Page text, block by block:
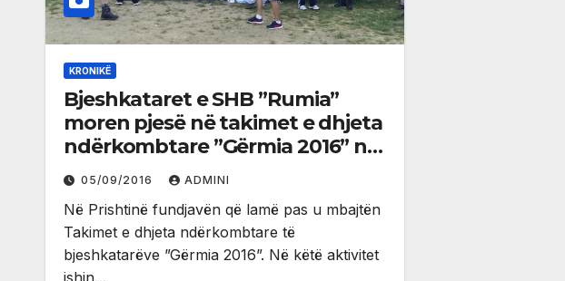
KRONIKË
Bjeshkataret e SHB ”Rumia”
moren pjesë në takimet e dhjeta
ndërkombtare ”Gërmia 2016” në
Prishtinë (foto)
05/09/2016 ADMINI
Në Prishtinë fundjavën që lamë pas u mbajtën
Takimet e dhjeta ndërkombtare të
bjeshkatarëve ”Gërmia 2016”. Në këtë aktivitet